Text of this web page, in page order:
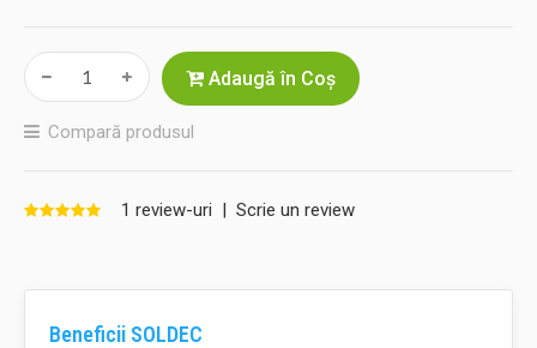
Adaugă în Coş
Compară produsul
1 review-uri | Scrie un review
Beneficii SOLDEC